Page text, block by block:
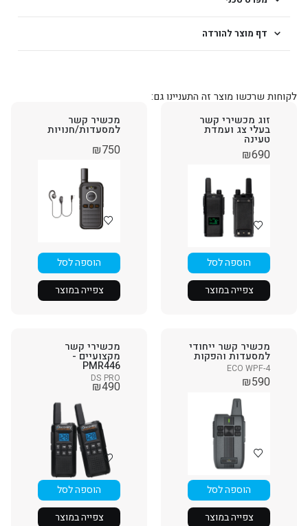
דף מוצר להורדה
לקוחות שרכשו מוצר זה התעניינו גם:
זוג מכשירי קשר
בעלי צג ועמדת
טעינה
₪690
הוספה לסל
צפייה במוצר
מכשיר קשר
למסעדות/חנויות
₪750
הוספה לסל
צפייה במוצר
מכשיר קשר ייחודי
למסעדות והפקות
ECO WPF-4
₪590
הוספה לסל
צפייה במוצר
מכשירי קשר
מקצועיים -
PMR446
DS PRO
₪490
הוספה לסל
צפייה במוצר